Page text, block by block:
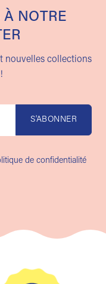
NOTRE
nouvelles collections
de confidentialité